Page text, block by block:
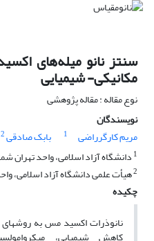
سنتز نانو میله‌های
مکانیکی- شیمیایی
نوع مقاله : مقاله پژوهشی
نویسندگان
مریم کارگرراضی
1 بابک صادقی2
1 دانشگاه آزاد اسلامی، واحد تهران
2هیأت علمی دانشگاه آزاد اسلامی،
چکیده
نانوذرات اکسید مس به روش­های